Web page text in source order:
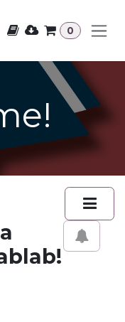
0